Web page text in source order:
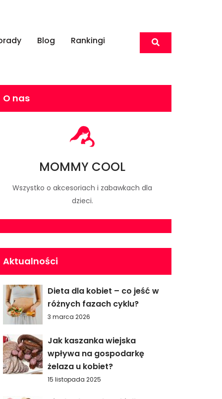
Blog Rankingi
O nas
MOMMY COOL
Wszystko o akcesoriach i zabawkach dla
dzieci.
Aktualności
Dieta dla kobiet – co jeść w
różnych fazach cyklu?
3 marca 2026
Jak kaszanka wiejska
wpływa na gospodarkę
żelaza u kobiet?
15 listopada 2025